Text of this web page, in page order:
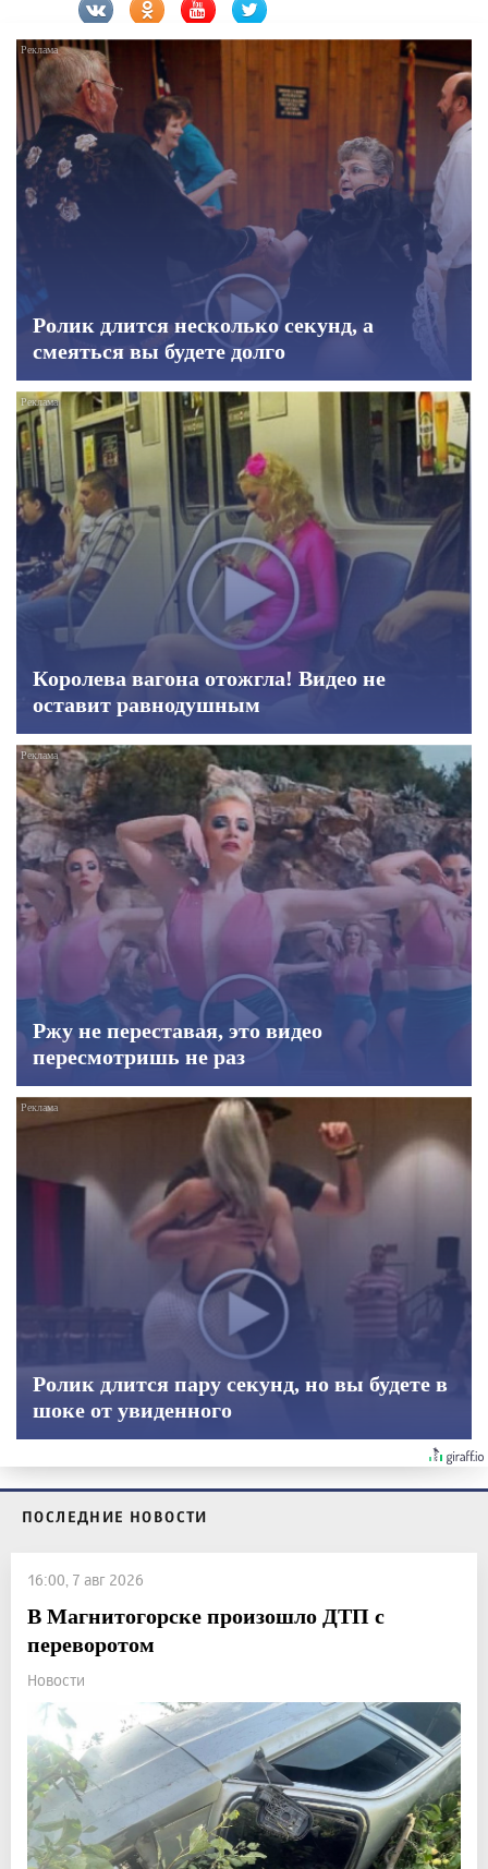
Ролик длится несколько секунд, а
смеяться вы будете долго
Королева вагона отожгла! Видео не
оставит равнодушным
Ржу не переставая, это видео
пересмотришь не раз
Ролик длится пару секунд, но вы будете в
шоке от увиденного
ПОСЛЕДНИЕ НОВОСТИ
16:00, 7 авг 2026
В Магнитогорске произошло ДТП с
переворотом
Новости